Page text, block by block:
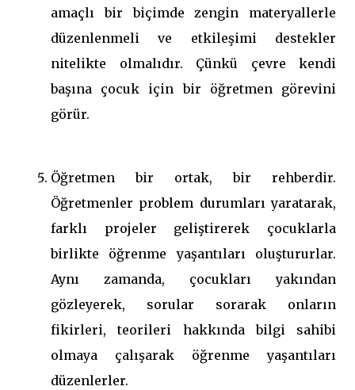
amaçlı bir biçimde zengin materyallerle
düzenlenmeli ve etkileşimi destekler
nitelikte olmalıdır. Çünkü çevre kendi
başına çocuk için bir öğretmen görevini
görür.
Öğretmen bir ortak, bir rehberdir.
Öğretmenler problem durumları yaratarak,
farklı projeler geliştirerek çocuklarla
birlikte öğrenme yaşantıları oluştururlar.
Aynı zamanda, çocukları yakından
gözleyerek, sorular sorarak onların
fikirleri, teorileri hakkında bilgi sahibi
olmaya çalışarak öğrenme yaşantıları
düzenlerler.